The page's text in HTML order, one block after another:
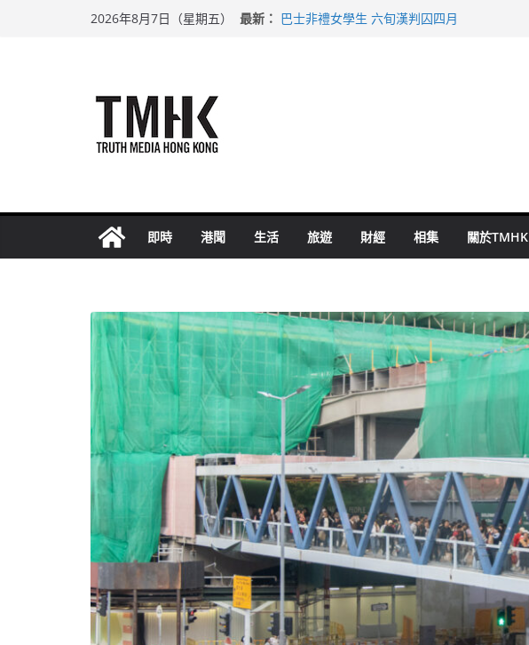
2026年8月7日（星期五） 最新： 巴士非禮女學生 六旬漢判囚四月
即時 港聞 生活 旅遊 財經 相集 關於TMHK